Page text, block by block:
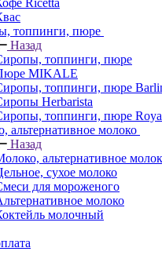
Ricetta
топпинги, пюре
Назад
топпинги, пюре
MIKALE
топпинги, пюре
Herbarista
топпинги, пюре
альтернативное молоко
Назад
альтернативное
сухое молоко
для мороженого
молоко
молочный